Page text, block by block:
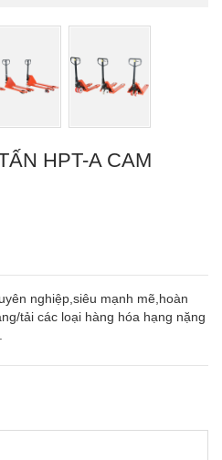
HPT-A CAM
nghiệp,siêu mạnh mẽ,hoàn
tải các loại hàng hóa hạng nặng